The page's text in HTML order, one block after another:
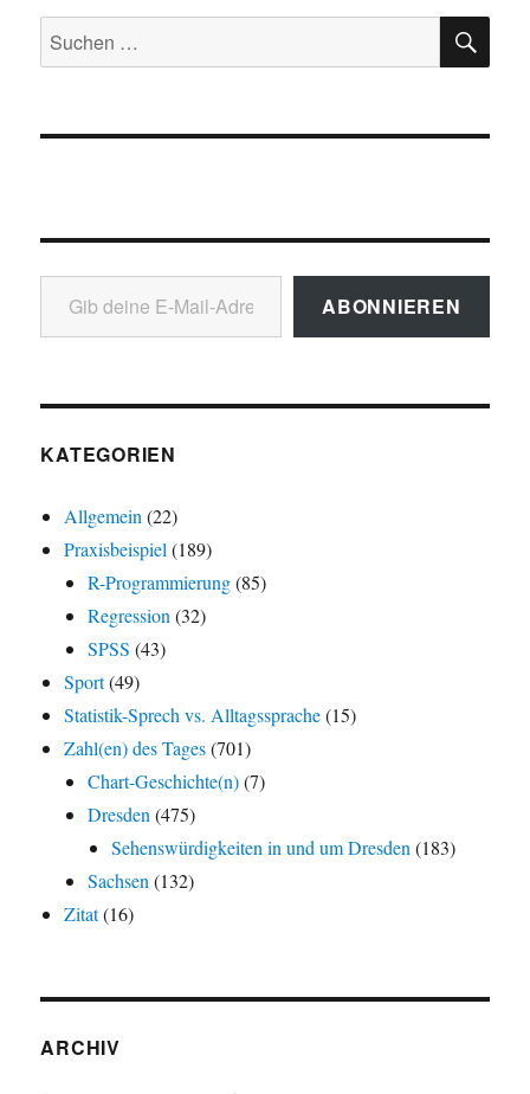
Suchen
nach:
Gib deine E-Mail-Adresse ein ...
ABONNIEREN
KATEGORIEN
Allgemein(22)
Praxisbeispiel(189)
R-Programmierung(85)
Regression(32)
SPSS (43)
Sport(49)
Statistik-Sprech vs. Alltagssprache(15)
Zahl(en) des Tages(701)
Chart-Geschichte(n)(7)
Dresden(475)
Sehenswürdigkeiten in und um Dresden(183)
Sachsen(132)
Zitat(16)
ARCHIV